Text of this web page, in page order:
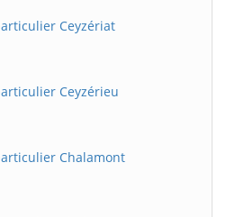
Ceyzériat
Ceyzérieu
Chalamont